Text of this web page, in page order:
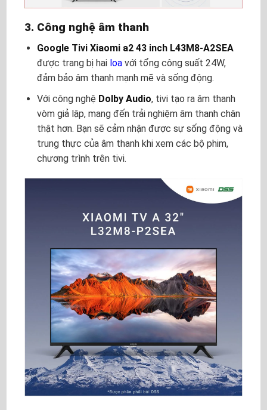
3. Công nghệ âm thanh
Google Tivi Xiaomi a2 43 inchL43M8-A2SEA
được trang bị hai loavới tổng công suất 24W,
đảm bảo âm thanh mạnh mẽ và sống động.
Với công nghệ Dolby Audio, tivi tạo ra âm thanh
vòm giả lập, mang đến trải nghiệm âm thanh chân
thật hơn. Bạn sẽ cảm nhận được sự sống động và
trung thực của âm thanh khi xem các bộ phim,
chương trình trên tivi.